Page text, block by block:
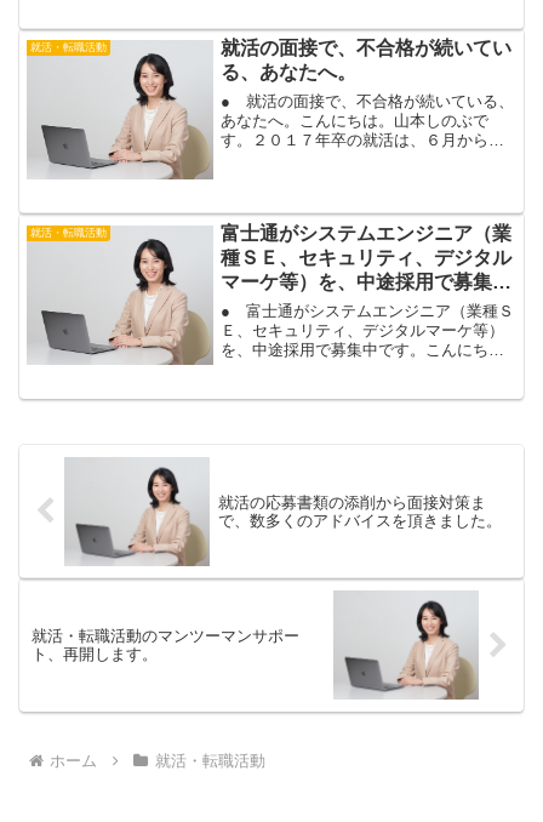
えします。アパレルの接客...
就活・転職活動
就活の面接で、不合格が続いてい
る、あなたへ。
● 就活の面接で、不合格が続いている、
あなたへ。こんにちは。山本しのぶで
す。２０１７年卒の就活は、６月から、
の面接を受け、１次面接で...
就活・転職活動
富士通がシステムエンジニア（業
種ＳＥ、セキュリティ、デジタル
マーケ等）を、中途採用で募集中
です。
● 富士通がシステムエンジニア（業種Ｓ
Ｅ、セキュリティ、デジタルマーケ等）
を、中途採用で募集中です。こんにち
就活の応募書類の添削から面接対策ま
で、数多くのアドバイスを頂きました。
就活・転職活動のマンツーマンサポー
ト、再開します。
ホーム 就活・転職活動